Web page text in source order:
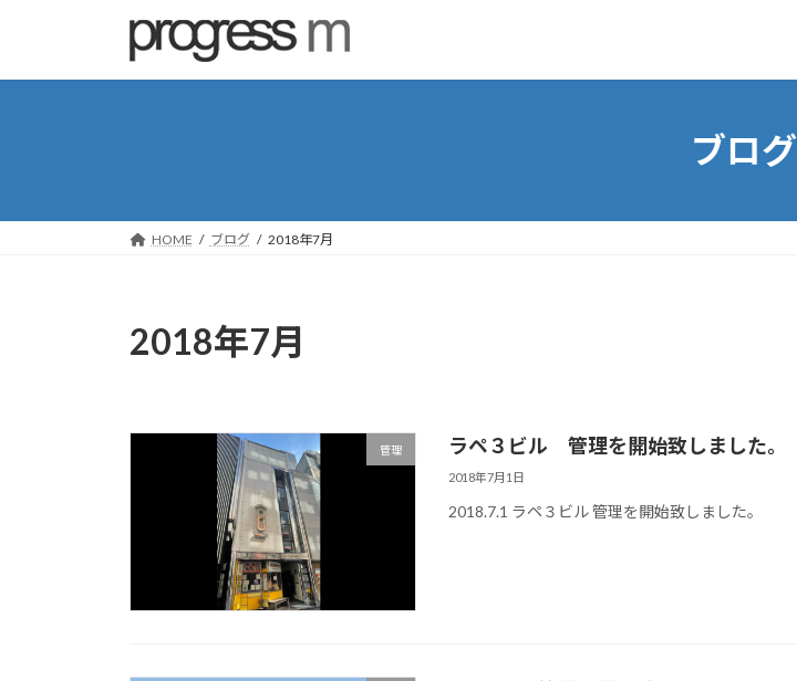
ッ
移
ブログ
HOME ブログ 2018年7月
2018年7月
管理 ラペ３ビル 管理を開始致しました。
2018年7月1日
2018.7.1 ラペ３ビル 管理を開始致しました。